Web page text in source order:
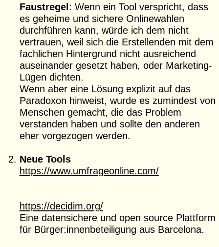
Faustregel: Wenn ein Tool verspricht, dass
es geheime und sichere Onlinewahlen
durchführen kann, würde ich dem nicht
vertrauen, weil sich die Erstellenden mit dem
fachlichen Hintergrund nicht ausreichend
auseinander gesetzt haben, oder Marketing-
Lügen dichten.
Wenn aber eine Lösung explizit auf das
Paradoxon hinweist, wurde es zumindest von
Menschen gemacht, die das Problem
verstanden haben und sollte den anderen
eher vorgezogen werden.
Neue Tools
https://www.umfrageonline.com/
https://decidim.org/
Eine datensichere und open source Plattform
für Bürger:innenbeteiligung aus Barcelona.